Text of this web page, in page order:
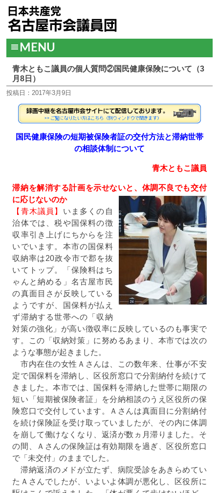
MENU
青木ともこ議員の個人質問②国民健康保険について（3
月8日）
投稿日：2017年3月9日
国民健康保険の短期被保険者証の交付方法と滞納世帯
の相談体制について
青木ともこ議員
滞納を解消する計画を示せないと、体調不良でも交付
に応じないのか
【青木議員】 いま多くの自
治体では、税や国保料の徴
収率引き上げにちからを注
いでいます。本市の国保料
収納率は20政令市で郡を抜
いてトップ。「保険料はち
ゃんと納める」名古屋市民
の真面目さが反映している
ようですが、国保料が払え
ず滞納する世帯への「収納
対策の強化」が高い徴収率に反映しているのも事実で
す。この「収納対策」に努めるあまり、本市では次の
ような事態が起きました。
市内在住の女性Ａさんは、この数年来、仕事が不安
定で国保料を滞納し、区役所窓口で分割納付を続けて
きました。本市では、国保料を滞納した世帯に期限の
短い「短期被保険者証」を分納相談のうえ区役所の保
険窓口で交付しています。Ａさんは真面目に分割納付
を続け保険証を受け取っていましたが、その内に体調
を崩して働けなくなり、返済が数ヵ月滞りました。そ
の間、Ａさんの保険証は有効期限を過ぎ、区役所窓口
で「未交付」のままでした。
滞納返済のメドが立たず、病院受診をあきらめてい
たＡさんでしたが、いよいよ体調が悪化し、区役所に